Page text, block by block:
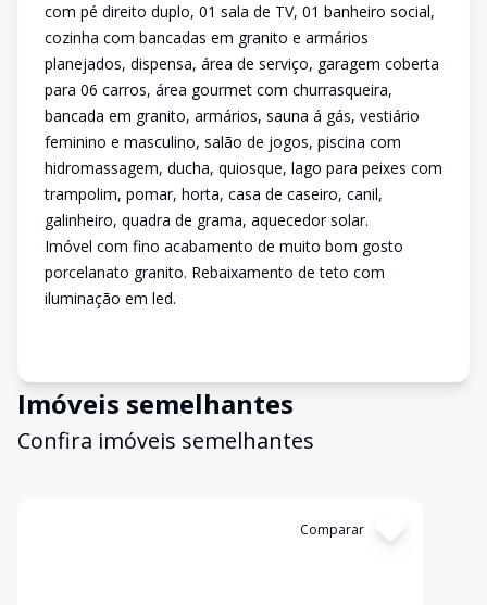
com pé direito duplo, 01 sala de TV, 01 banheiro social,
cozinha com bancadas em granito e armários
planejados, dispensa, área de serviço, garagem coberta
para 06 carros, área gourmet com churrasqueira,
bancada em granito, armários, sauna á gás, vestiário
feminino e masculino, salão de jogos, piscina com
hidromassagem, ducha, quiosque, lago para peixes com
trampolim, pomar, horta, casa de caseiro, canil,
galinheiro, quadra de grama, aquecedor solar.
Imóvel com fino acabamento de muito bom gosto
porcelanato granito. Rebaixamento de teto com
iluminação em led.
Imóveis semelhantes
Confira imóveis semelhantes
Comparar